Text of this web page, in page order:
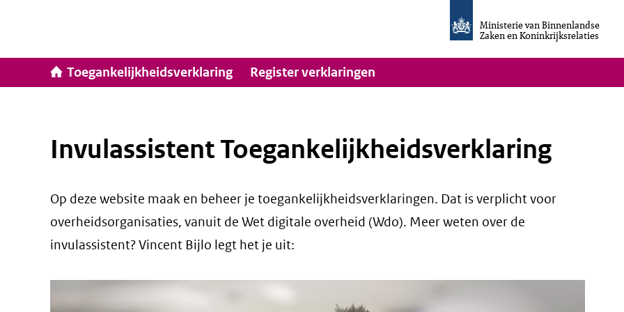
inhoud
Ministerie van Binnenlandse
Zaken en Koninkrijksrelaties
van
Invulassistent
Toegankelijkheidsverklaring
Toegankelijkheidsverklaring Hoofdnavigatie
Register verklaringen
Invulassistent Toegankelijkheidsverklaring
Op deze website maak en beheer je toegankelijkheidsverklaringen. Dat is verplicht voor
overheidsorganisaties, vanuit de Wet digitale overheid (Wdo). Meer weten over de
invulassistent? Vincent Bijlo legt het je uit: